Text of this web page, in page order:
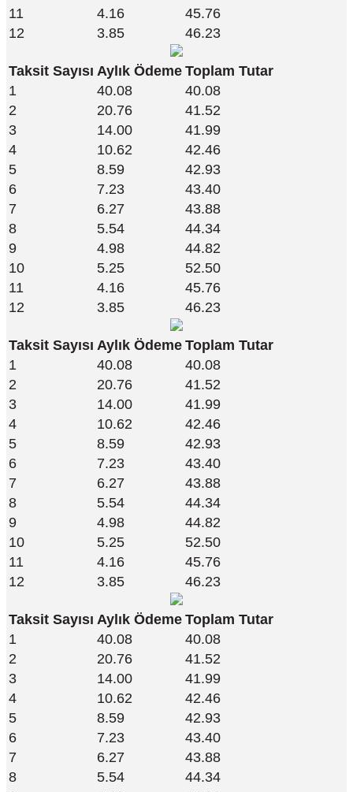
11
4.16
45.76
12
3.85 46.23
Taksit Sayısı Aylık Ödeme Toplam Tutar
1
40.08
40.08
2
20.76
41.52
3
14.00
41.99
4
10.62
42.46
5
8.59
42.93
6
7.23
43.40
7
6.27
43.88
8
5.54
44.34
9
4.98
44.82
10
5.25
52.50
11
4.16
45.76
12
3.85 46.23
Taksit Sayısı Aylık Ödeme Toplam Tutar
1
40.08
40.08
2
20.76
41.52
3
14.00
41.99
4
10.62
42.46
5
8.59
42.93
6
7.23
43.40
7
6.27
43.88
8
5.54
44.34
9
4.98
44.82
10
5.25
52.50
11
4.16
45.76
12
3.85 46.23
Taksit Sayısı Aylık Ödeme Toplam Tutar
1
40.08
40.08
2
20.76
41.52
3
14.00
41.99
4
10.62
42.46
5
8.59
42.93
6
7.23
43.40
7
6.27
43.88
8
5.54
44.34